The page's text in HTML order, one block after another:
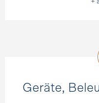
+
Geräte,